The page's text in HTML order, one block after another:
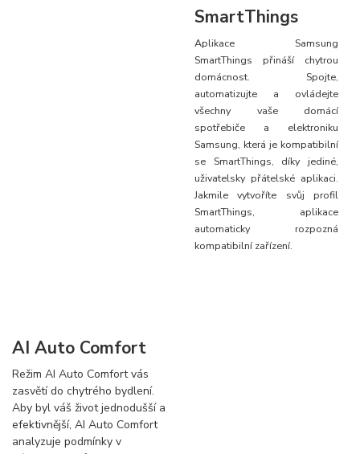
SmartThings
Aplikace Samsung
SmartThings přináší chytrou
domácnost. Spojte,
automatizujte a ovládejte
všechny vaše domácí
spotřebiče a elektroniku
Samsung, která je kompatibilní
se SmartThings, díky jediné,
uživatelsky přátelské aplikaci.
Jakmile vytvoříte svůj profil
SmartThings, aplikace
automaticky rozpozná
kompatibilní zařízení.
AI Auto Comfort
Režim AI Auto Comfort vás
zasvětí do chytrého bydlení.
Aby byl váš život jednodušší a
efektivnější, AI Auto Comfort
analyzuje podmínky v